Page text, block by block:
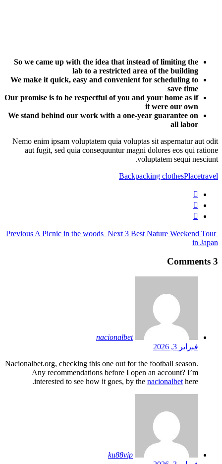
So we came up with the idea that
lab to a restricted
We make it quick, easy and convenient
Our promise is to be respectful of you and
We stand behind our work with a one-
Nemo enim ipsam voluptatem quia
aut fugit, sed quia consequuntur
Previous A Picnic in the woods Next 3
nacionalbet
Nacionalbet.org, checking this one out for
Any recommendations before I open
interested to see how it goes, by the
ku88vip